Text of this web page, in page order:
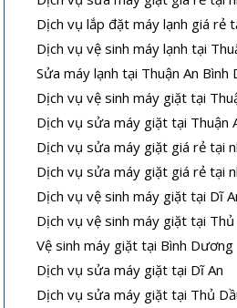
Dịch vụ lắp đặt máy lạnh giá rẻ
Dịch vụ vệ sinh máy lạnh tại
Sửa máy lạnh tại Thuận An Bình
Dịch vụ vệ sinh máy giặt tại
Dịch vụ sửa máy giặt tại Thuận
Dịch vụ sửa máy giặt giá rẻ tại
Dịch vụ sửa máy giặt giá rẻ tại
Dịch vụ vệ sinh máy giặt tại Dĩ
Dịch vụ vệ sinh máy giặt tại
Vệ sinh máy giặt tại Bình Dương
Dịch vụ sửa máy giặt tại Dĩ An
Dịch vụ sửa máy giặt tại Thủ